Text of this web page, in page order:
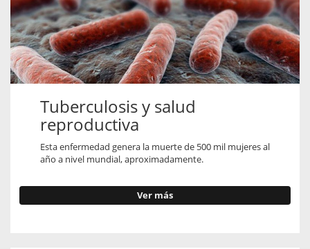
Tuberculosis y salud
reproductiva
Esta enfermedad genera la muerte de 500 mil mujeres al
año a nivel mundial, aproximadamente.
Ver más